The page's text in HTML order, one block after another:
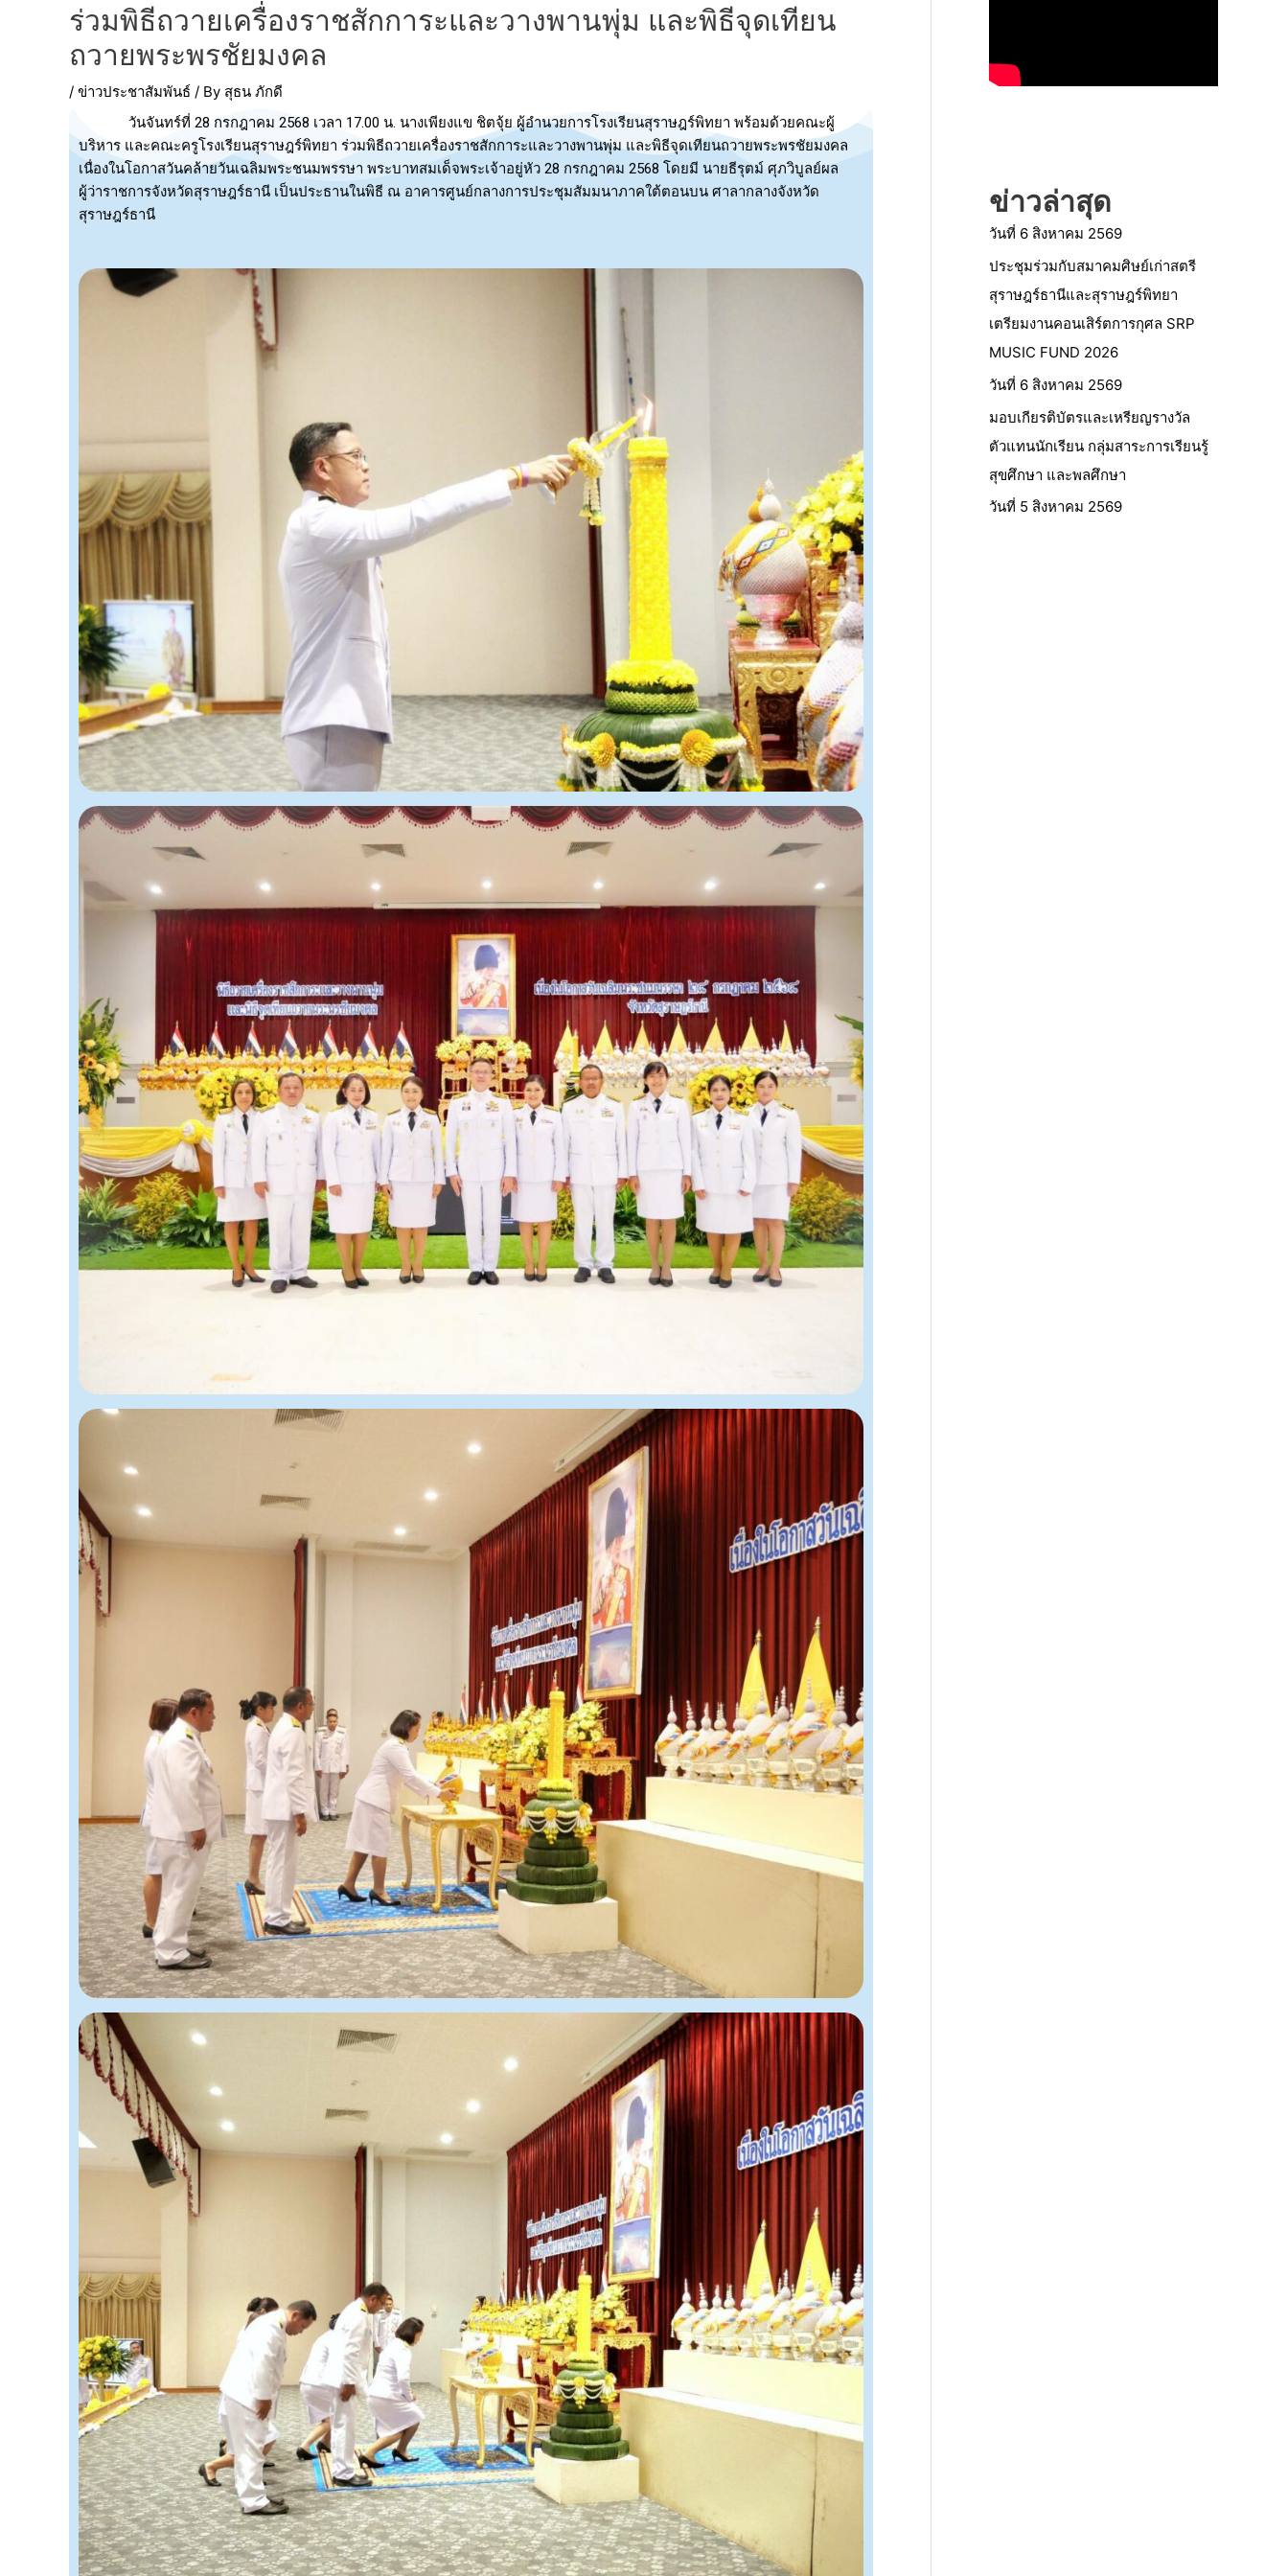
ร่วมพิธีถวายเครื่องราชสักการะและวางพานพุ่ม และพิธีจุดเทียน
ถวายพระพรชัยมงคล
/ ข่าวประชาสัมพันธ์ / By สุธน ภักดี
วันจันทร์ที่ 28 กรกฎาคม 2568 เวลา 17.00 น. นางเพียงแข ชิตจุ้ย ผู้อำนวยการโรงเรียนสุราษฎร์พิทยา พร้อมด้วยคณะผู้
บริหาร และคณะครูโรงเรียนสุราษฎร์พิทยา ร่วมพิธีถวายเครื่องราชสักการะและวางพานพุ่ม และพิธีจุดเทียนถวายพระพรชัยมงคล
เนื่องในโอกาสวันคล้ายวันเฉลิมพระชนมพรรษา พระบาทสมเด็จพระเจ้าอยู่หัว 28 กรกฎาคม 2568 โดยมี นายธีรุตม์ ศุภวิบูลย์ผล
ผู้ว่าราชการจังหวัดสุราษฎร์ธานี เป็นประธานในพิธี ณ อาคารศูนย์กลางการประชุมสัมมนาภาคใต้ตอนบน ศาลากลางจังหวัด
สุราษฎร์ธานี
ข่าวล่าสุด
วันที่ 6 สิงหาคม 2569
ประชุมร่วมกับสมาคมศิษย์เก่าสตรี
สุราษฎร์ธานีและสุราษฎร์พิทยา
เตรียมงานคอนเสิร์ตการกุศล SRP
MUSIC FUND 2026
วันที่ 6 สิงหาคม 2569
มอบเกียรติบัตรและเหรียญรางวัล
ตัวแทนนักเรียน กลุ่มสาระการเรียนรู้
สุขศึกษา และพลศึกษา
วันที่ 5 สิงหาคม 2569